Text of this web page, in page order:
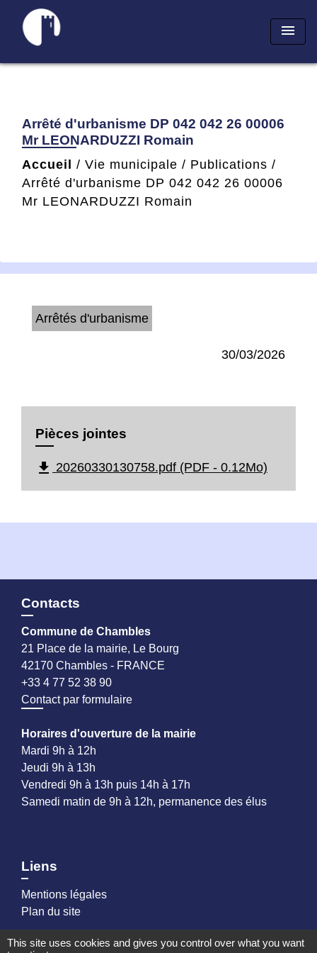
menu
Arrêté d'urbanisme DP 042 042 26 00006
Mr LEONARDUZZI Romain
Accueil / Vie municipale / Publications /
Arrêté d'urbanisme DP 042 042 26 00006
Mr LEONARDUZZI Romain
Arrêtés d'urbanisme
30/03/2026
Pièces jointes
file_download 20260330130758.pdf (PDF - 0.12Mo)
Contacts
Commune de Chambles
21 Place de la mairie, Le Bourg
42170 Chambles - FRANCE
+33 4 77 52 38 90
Contact par formulaire
Horaires d'ouverture de la mairie
Mardi 9h à 12h
Jeudi 9h à 13h
Vendredi 9h à 13h puis 14h à 17h
Samedi matin de 9h à 12h, permanence des élus
Liens
Mentions légales
Plan du site
This site uses cookies and gives you control over what you want